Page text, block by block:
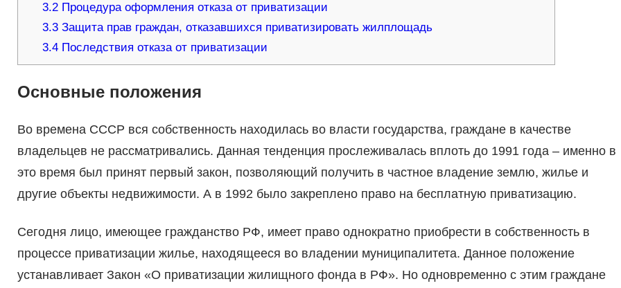
3.2 Процедура оформления отказа от приватизации
3.3 Защита прав граждан, отказавшихся приватизировать жилплощадь
3.4 Последствия отказа от приватизации
Основные положения
Во времена СССР вся собственность находилась во власти государства, граждане в качестве
владельцев не рассматривались. Данная тенденция прослеживалась вплоть до 1991 года – именно в
это время был принят первый закон, позволяющий получить в частное владение землю, жилье и
другие объекты недвижимости. А в 1992 было закреплено право на бесплатную приватизацию.
Сегодня лицо, имеющее гражданство РФ, имеет право однократно приобрести в собственность в
процессе приватизации жилье, находящееся во владении муниципалитета. Данное положение
устанавливает Закон «О приватизации жилищного фонда в РФ». Но одновременно с этим граждане